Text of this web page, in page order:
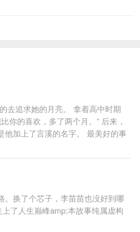
去追求她的月亮。 拿着高中时期
你的喜欢，多了两个月。” 后来，
加上了言溪的名字。 最美好的事
。换了个芯子，李苗苗也没好到哪
了人生巅峰amp;本故事纯属虚构